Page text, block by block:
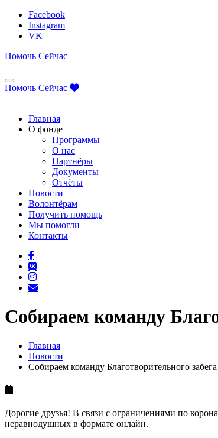
Facebook
Instagram
VK
Помочь Сейчас
Помочь Сейчас
Главная
О фонде
Программы
О нас
Партнёры
Документы
Отчёты
Новости
Волонтёрам
Получить помощь
Мы помогли
Контакты
Собираем команду
Главная
Новости
Собираем команду Благотворительного
Дорогие друзья! В связи с ограничениями по
неравнодушных в формате онлайн.